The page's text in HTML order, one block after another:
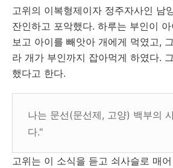
고위의 이복형제이자 정주자사인 남
잔인하고 포악했다. 하루는 부인이
보고 아이를 빼앗아 개에게 먹였고,
라 개가 부인까지 잡아먹게 하였다.
했다고 한다.
나는 문선(문선제, 고양) 백부의
다."
고위는 이 소식을 듣고 쇠사슬로 매